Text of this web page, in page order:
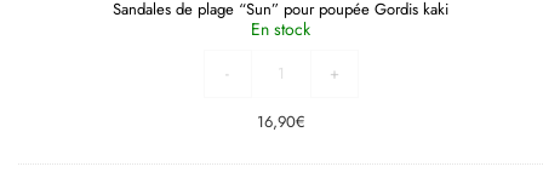
Sandales de plage “Sun” pour poupée Gordis kaki
En stock
- +
16,90€